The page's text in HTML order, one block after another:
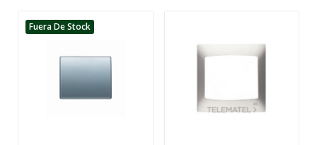
Fuera De Stock